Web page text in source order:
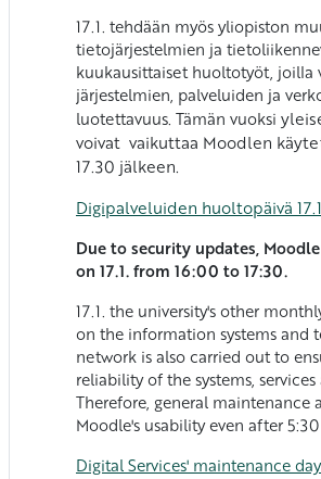
17.1. tehdään myös yliopiston
tietojärjestelmien ja
kuukausittaiset huoltotyöt, joilla
järjestelmien, palveluiden ja
luotettavuus. Tämän vuoksi
voivat vaikuttaa Moodlen
17.30 jälkeen.
Digipalveluiden huoltopäivä
Due to security updates,
on 17.1. from 16:00 to 17:30.
17.1. the university's other
on the information systems and
network is also carried out to
reliability of the systems,
Therefore, general maintenance
Moodle's usability even after
Digital Services' maintenance